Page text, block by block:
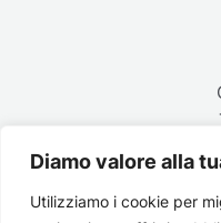
Diamo valore alla
Utilizziamo i cookie per